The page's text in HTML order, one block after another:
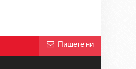
Пишете ни